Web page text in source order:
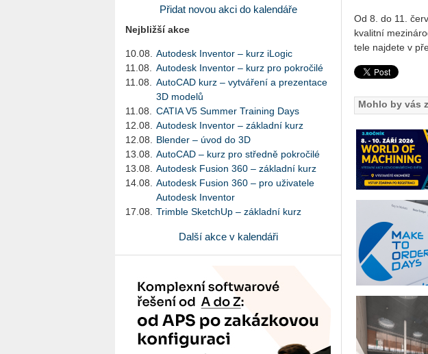
Přidat novou akci do kalendáře
Nejbližší akce
10.08.
Autodesk Inventor – kurz iLogic
11.08.
Autodesk Inventor – kurz pro pokročilé
11.08.
AutoCAD kurz – vytváření a prezentace
3D modelů
11.08.
CATIA V5 Summer Training Days
12.08.
Autodesk Inventor – základní kurz
12.08.
Blender – úvod do 3D
13.08.
AutoCAD – kurz pro středně pokročilé
13.08.
Autodesk Fusion 360 – základní kurz
14.08.
Autodesk Fusion 360 – pro uživatele
Autodesk Inventor
17.08.
Trimble SketchUp – základní kurz
Další akce v kalendáři
Od 8. do 11.
kva­lit­ní
te­le na­jde­te v
Mohlo by vás